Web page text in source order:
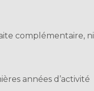
complémentaire, ni
années d’activité